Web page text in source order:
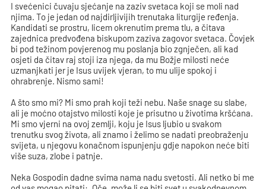
I svećenici čuvaju sjećanje na zaziv svetaca koji se moli nad
njima. To je jedan od najdirljivijih trenutaka liturgije ređenja.
Kandidati se prostru, licem okrenutim prema tlu, a čitava
zajednica predvođena biskupom zaziva zagovor svetaca. Čovjek
bi pod težinom povjerenog mu poslanja bio zgnječen, ali kad
osjeti da čitav raj stoji iza njega, da mu Božje milosti neće
uzmanjkati jer je Isus uvijek vjeran, to mu ulije spokoj i
ohrabrenje. Nismo sami!
A što smo mi? Mi smo prah koji teži nebu. Naše snage su slabe,
ali je moćno otajstvo milosti koje je prisutno u životima kršćana.
Mi smo vjerni na ovoj zemlji, koju je Isus ljubio u svakom
trenutku svog života, ali znamo i želimo se nadati preobraženju
svijeta, u njegovu konačnom ispunjenju gdje napokon neće biti
više suza, zlobe i patnje.
Neka Gospodin dadne svima nama nadu svetosti. Ali netko bi me